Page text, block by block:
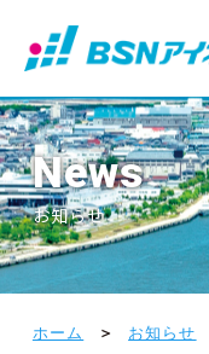
News
お知らせ
ホーム お知らせ